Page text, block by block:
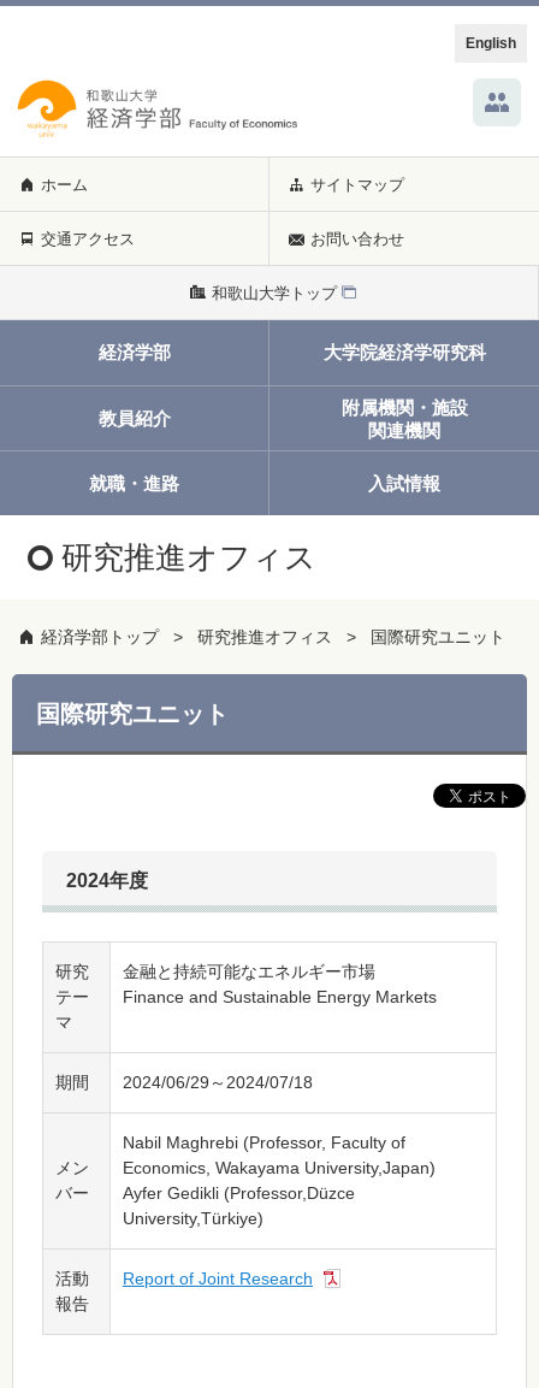
English
ホーム サイトマップ
交通アクセス お問い合わせ
和歌山大学トップ
経済学部 大学院経済学研究科
教員紹介
附属機関・施設
関連機関
就職・進路 入試情報
研究推進オフィス
経済学部トップ 研究推進オフィス 国際研究ユニット
国際研究ユニット
2024年度
研究
テー
マ
金融と持続可能なエネルギー市場
Finance and Sustainable Energy Markets
期間 2024/06/29～2024/07/18
メン
バー
Nabil Maghrebi (Professor, Faculty of
Economics, Wakayama University,Japan)
Ayfer Gedikli (Professor,Düzce
University,Türkiye)
活動
報告
Report of Joint Research